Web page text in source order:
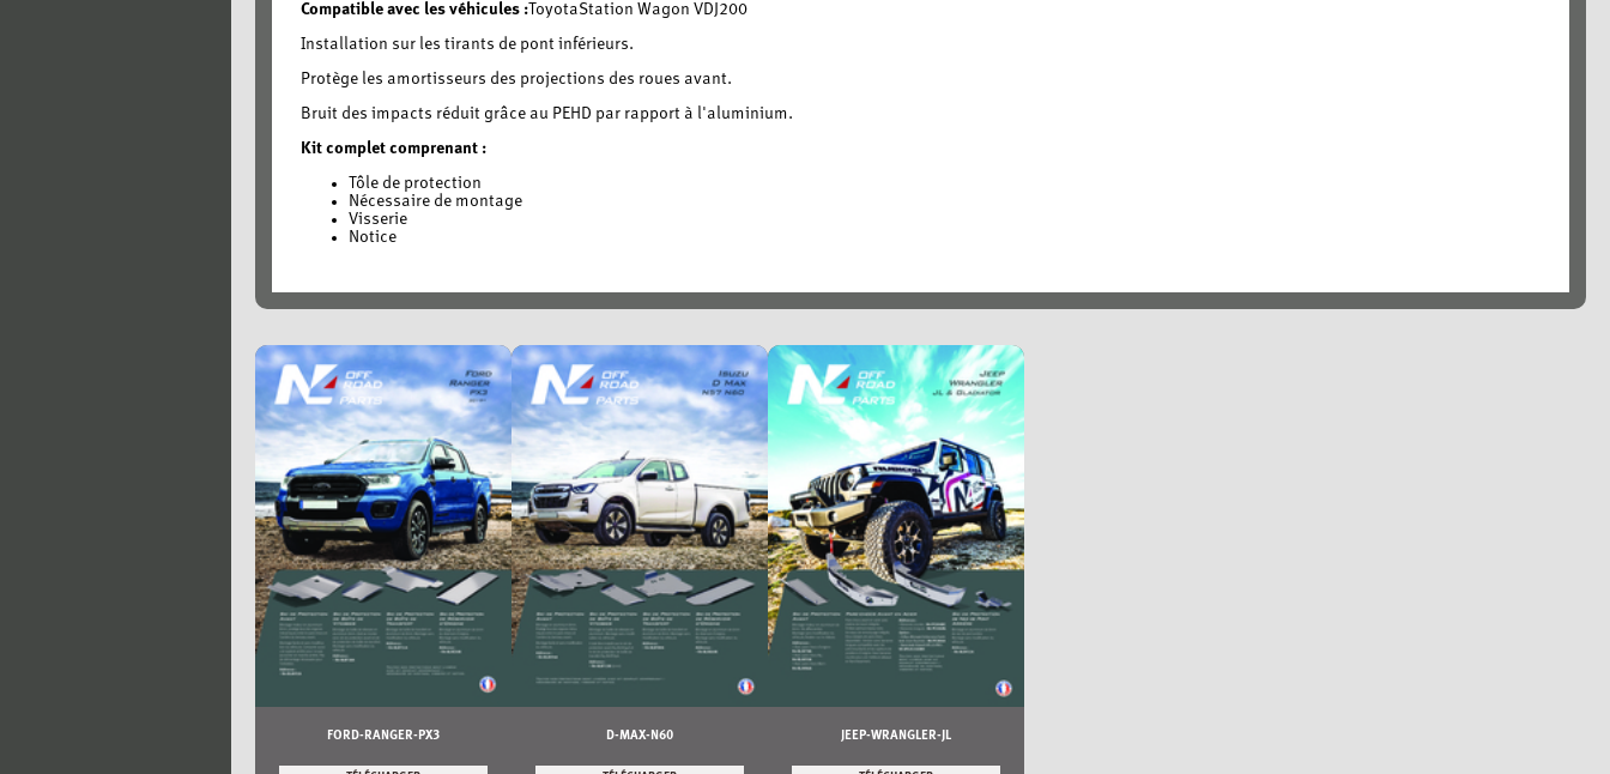
Compatible avec les véhicules : ToyotaStation Wagon VDJ200
Installation sur les tirants de pont inférieurs.
Protège les amortisseurs des projections des roues avant.
Bruit des impacts réduit grâce au PEHD par rapport à l'aluminium.
Kit complet comprenant :
Tôle de protection
Nécessaire de montage
Visserie
Notice
FORD-RANGER-PX3 D-MAX-N60 JEEP-WRANGLER-JL